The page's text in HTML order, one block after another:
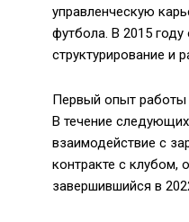
управленческую
футбола. В 2015
структурирование и
Первый опыт работы
В течение
взаимодействие с
контракте с клубом,
завершившийся в